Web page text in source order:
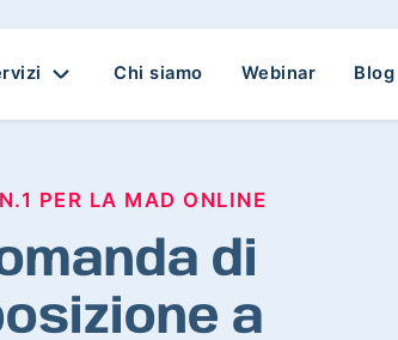
Chi siamo Webinar Blog
PER LA MAD ONLINE
di
a